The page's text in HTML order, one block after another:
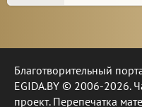
Благотворительный
EGIDA.BY © 2006-2026.
проект. Перепечатка